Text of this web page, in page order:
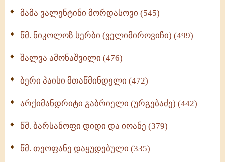
მამა ვალენტინი მორდასოვი (545)
წმ. ნიკოლოზ სერბი (ველიმიროვიჩი) (499)
შალვა ამონაშვილი (476)
ბერი პაისი მთაწმინდელი (472)
არქიმანდრიტი გაბრიელი (ურგებაძე) (442)
წმ. ბარსანოფი დიდი და იოანე (379)
წმ. თეოფანე დაყუდებული (335)